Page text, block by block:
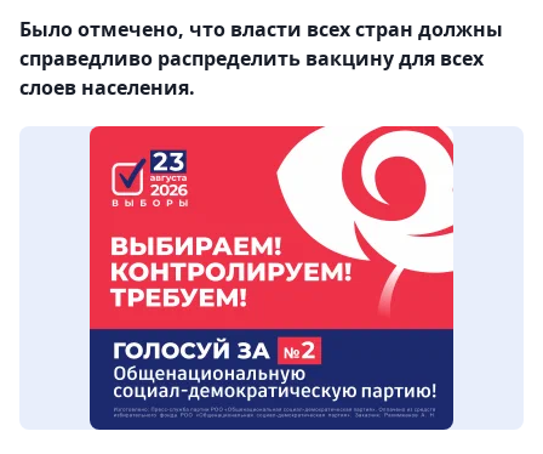
Было отмечено, что власти всех стран должны
справедливо распределить вакцину для всех
слоев населения.